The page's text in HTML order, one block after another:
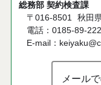
総務部 契約検査課
〒016-8501 秋田
電話：0185-89-
E-mail：
メール